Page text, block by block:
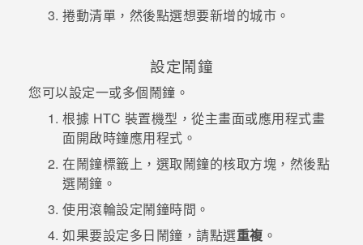
捲動清單，然後點選想要新增的城市。
設定鬧鐘
您可以設定一或多個鬧鐘。
根據 HTC 裝置機型，從主畫面或應用程式畫
面開啟時鐘應用程式。
在鬧鐘標籤上，選取鬧鐘的核取方塊，然後點
選鬧鐘。
使用滾輪設定鬧鐘時間。
如果要設定多日鬧鐘，請點選重複 。